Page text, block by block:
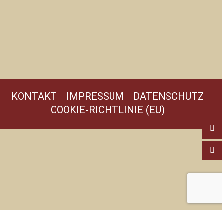
KONTAKT IMPRESSUM
DATENSCHUTZ
COOKIE-RICHTLINIE (EU)